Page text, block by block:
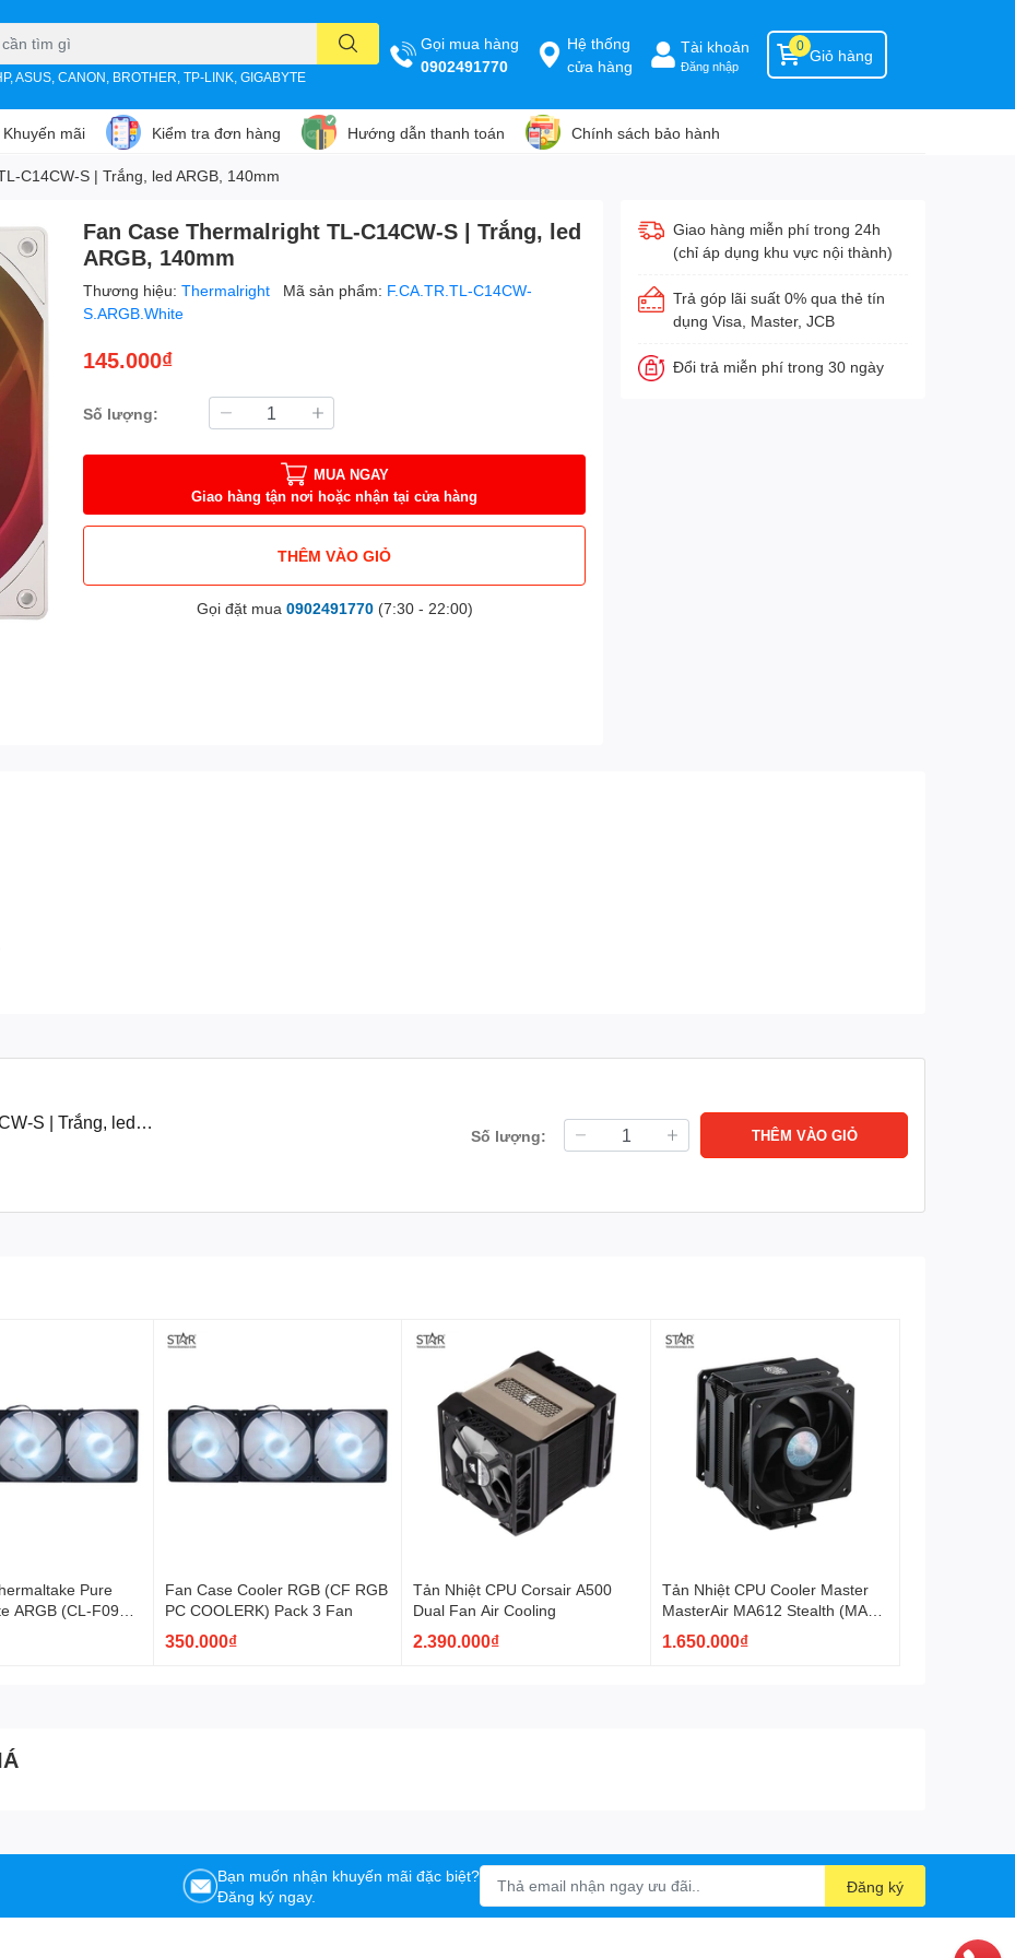
ASUS, CANON, BROTHER, TP-LINK, GIGABYTE
Gọi mua hàng
0902491770
Hệ thống
cửa hàng
Tài khoản
Đăng nhập
Giỏ hàng
0
Khuyến mãi Kiểm tra đơn hàng Hướng dẫn thanh toán Chính sách bảo hành
C14CW-S | Trắng, led ARGB, 140mm
Fan Case Thermalright TL-C14CW-S | Trắng, led
ARGB, 140mm
Thương hiệu:Thermalright Mã sản phẩm: F.CA.TR.TL-C14CW-
S.ARGB.White
145.000₫
Số lượng:
MUA NGAY
Giao hàng tận nơi hoặc nhận tại cửa hàng
THÊM VÀO GIỎ
Gọi đặt mua 0902491770(7:30 - 22:00)
Giao hàng miễn phí trong 24h
(chỉ áp dụng khu vực nội thành)
Trả góp lãi suất 0% qua thẻ tín
dụng Visa, Master, JCB
Đổi trả miễn phí trong 30 ngày
S | Trắng, led
Số lượng: THÊM VÀO GIỎ
Pure
ARGB (CL-F097-
Fan Case Cooler RGB (CF RGB
PC COOLERK) Pack 3 Fan
350.000₫
Tản Nhiệt CPU Corsair A500
Dual Fan Air Cooling
2.390.000₫
Tản Nhiệt CPU Cooler Master
MasterAir MA612 Stealth (MAP-
T6PS-218PK-R1)
1.650.000₫
Bạn muốn nhận khuyến mãi đặc biệt?
Đăng ký ngay.
Đăng ký